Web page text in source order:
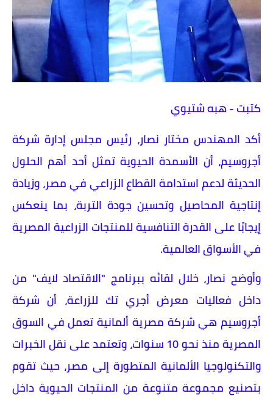
كتبت - هبه شتيوي
أكد المهندس مختار نصار، رئيس مجلس إدارة شركة
أجروسيم، أن الأسمدة الحيوية تمثل أحد أهم الحلول
الحديثة لدعم استدامة القطاع الزراعي في مصر، وزيادة
إنتاجية المحاصيل وتحسين جودة التربة، بما ينعكس
إيجابًا على القدرة التنافسية للمنتجات الزراعية المصرية
في الأسواق العالمية.
وأوضح نصار، خلال لقائه ببرنامج "الاقتصاد لايف" من
داخل فعاليات معرض أجري تك للزراعة، أن شركة
أجروسيم هي شركة مصرية ألمانية تعمل في السوق
المصرية منذ نحو 10 سنوات، وتعتمد على نقل الخبرات
والتكنولوجيا الألمانية المتطورة إلى مصر، حيث تقوم
بتصنيع مجموعة متنوعة من المنتجات الحيوية داخل